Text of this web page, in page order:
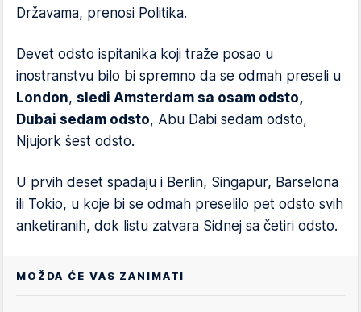
Državama, prenosi Politika.
Devet odsto ispitanika koji traže posao u
inostranstvu bilo bi spremno da se odmah preseli u
London, sledi Amsterdam sa osam odsto,
Dubai sedam odsto, Abu Dabi sedam odsto,
Njujork šest odsto.
U prvih deset spadaju i Berlin, Singapur, Barselona
ili Tokio, u koje bi se odmah preselilo pet odsto svih
anketiranih, dok listu zatvara Sidnej sa četiri odsto.
MOŽDA ĆE VAS ZANIMATI